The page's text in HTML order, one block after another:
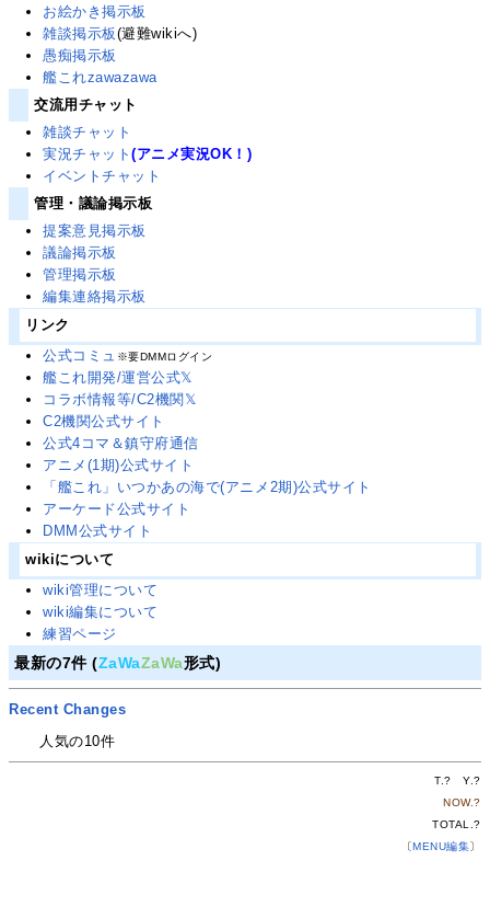
お絵かき掲示板
雑談掲示板(避難wikiへ)
愚痴掲示板
艦これzawazawa
交流用チャット
雑談チャット
実況チャット(アニメ実況OK！)
イベントチャット
管理・議論掲示板
提案意見掲示板
議論掲示板
管理掲示板
編集連絡掲示板
リンク
公式コミュ ※要DMMログイン
艦これ開発/運営公式𝕏
コラボ情報等/C2機関𝕏
C2機関公式サイト
公式4コマ＆鎮守府通信
アニメ(1期)公式サイト
「艦これ」いつかあの海で(アニメ2期)公式サイト
アーケード公式サイト
DMM公式サイト
wikiについて
wiki管理について
wiki編集について
練習ページ
最新の7件 (ZaWaZaWa形式)
Recent Changes
人気の10件
T.? Y.?
NOW.?
TOTAL.?
〔 MENU編集〕